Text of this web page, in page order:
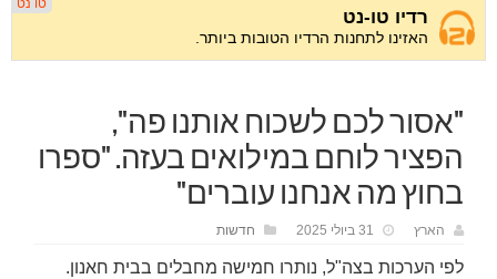
"אסור לכם לשכוח אותנו פה",
הפציר לוחם במילואים בעזה. "ספרו
בחוץ מה אנחנו עוברים"
הארץ 31 ביולי 2025 חדשות
לפי הערכות בצה"ל, נותרו חמישה מחבלים בבית חאנון.